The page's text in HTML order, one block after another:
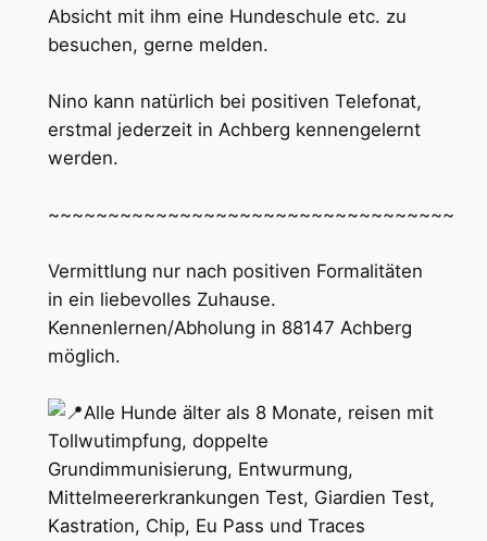
Absicht mit ihm eine Hundeschule etc. zu
besuchen, gerne melden.
Nino kann natürlich bei positiven Telefonat,
erstmal jederzeit in Achberg kennengelernt
werden.
~~~~~~~~~~~~~~~~~~~~~~~~~~~~~~~~~~
Vermittlung nur nach positiven Formalitäten
in ein liebevolles Zuhause.
Kennenlernen/Abholung in 88147 Achberg
möglich.
Alle Hunde älter als 8 Monate, reisen mit
Tollwutimpfung, doppelte
Grundimmunisierung, Entwurmung,
Mittelmeererkrankungen Test, Giardien Test,
Kastration, Chip, Eu Pass und Traces